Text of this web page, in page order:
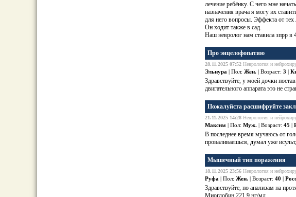
лечение ребёнку. С чего мне
назначения врача я могу их
для него вопросы. Эффекта от тех
Он ходит также в сад.
Наш невролог нам ставила зпрр в
Про энцелофопатию
28.11.2025 07:52 Неврология и
Эльнура | Пол: Жен. | Возраст: 3 |
Здравствуйте, у моей дочки
двигательного аппарата это не
Пожалуйста расшифруйте
21.11.2025 14:28 Неврология и
Максим | Пол: Муж. | Возраст: 45 |
В последнее время мучаюсь от
проваливаешься, думал уже
Мышечный тип поражения
18.11.2025 23:56 Неврология и
Руфа | Пол: Жен. | Возраст: 40 |
Здравствуйте, по анализам на
Миоглобин 221.9 нг/мл